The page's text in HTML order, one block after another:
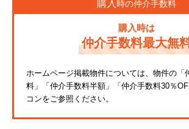
購入時の仲介手数料
購入時は
仲介手数料最大無
ホームページ掲載物件については、物件の「
料」「仲介手数料半額」「仲介手数料30％
コンをご参照ください。